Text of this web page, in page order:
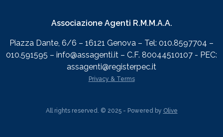
Associazione Agenti R.M.M.A.A.
Piazza Dante, 6/6 – 16121 Genova – Tel: 010.8597704 –
010.591595 – info@assagenti.it – C.F. 80044510107 - PEC:
assagenti@registerpec.it
Privacy & Terms
All rights reserved. © 2025 - Powered by Olive